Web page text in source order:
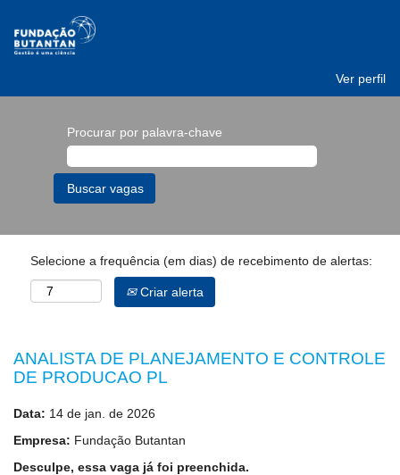
Ver perfil
Procurar por palavra-chave
Selecione a frequência (em dias) de recebimento de alertas:
Criar alerta
ANALISTA DE PLANEJAMENTO E CONTROLE
DE PRODUCAO PL
Data: 14 de jan. de 2026
Empresa: Fundação Butantan
Desculpe, essa vaga já foi preenchida.